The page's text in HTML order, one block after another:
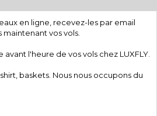
en ligne, recevez-les par email
vos vols.
avant l'heure de vos vols chez LUXFLY.
baskets. Nous nous occupons du